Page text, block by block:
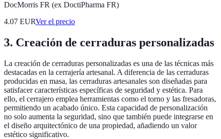
DocMorris FR (ex DoctiPharma FR)
4.07 EURVer el precio
3. Creación de cerraduras personalizadas
La creación de cerraduras personalizadas es una de las técnicas más
destacadas en la cerrajería artesanal. A diferencia de las cerraduras
producidas en masa, las cerraduras artesanales son diseñadas para
satisfacer características específicas de seguridad y estética. Para
ello, el cerrajero emplea herramientas como el torno y las fresadoras,
permitiendo un acabado único. Esta capacidad de personalización
no solo aumenta la seguridad, sino que también puede integrarse en
el diseño arquitectónico de una propiedad, añadiendo un valor
estético significativo.